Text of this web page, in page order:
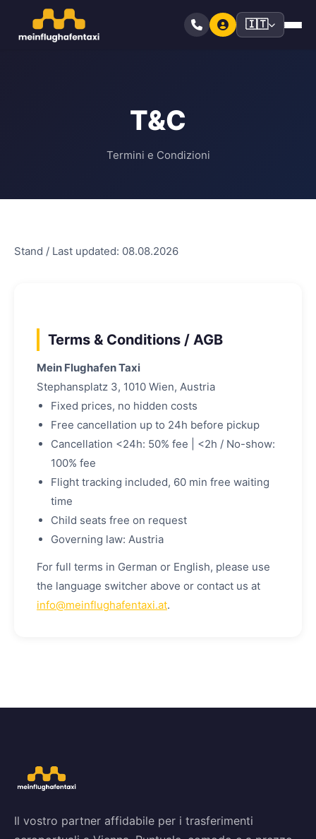
🇮🇹
T&C
Termini e Condizioni
Stand / Last updated: 08.08.2026
Terms & Conditions / AGB
Mein Flughafen Taxi
Stephansplatz 3, 1010 Wien, Austria
Fixed prices, no hidden costs
Free cancellation up to 24h before pickup
Cancellation <24h: 50% fee | <2h / No-show:
100% fee
Flight tracking included, 60 min free waiting
time
Child seats free on request
Governing law: Austria
For full terms in German or English, please use
the language switcher above or contact us at
info@meinflughafentaxi.at.
Il vostro partner affidabile per i trasferimenti